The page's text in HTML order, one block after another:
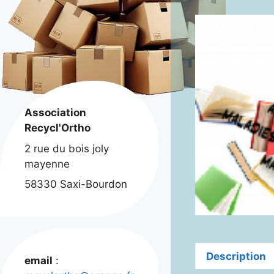
Description
Association
Recycl'Ortho
2 rue du bois joly
mayenne
58330 Saxi-Bourdon
email :